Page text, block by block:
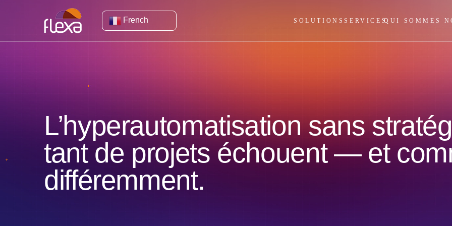
French SOLUTIONSSERVICESQUI SOMMES
L’hyperautomatisation sans
tant de projets échouent — et
différemment.